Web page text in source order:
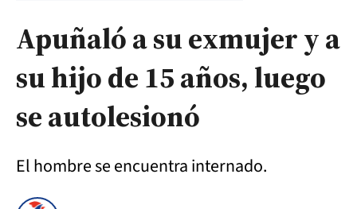
Apuñaló a su exmujer y a
su hijo de 15 años, luego
se autolesionó
El hombre se encuentra internado.